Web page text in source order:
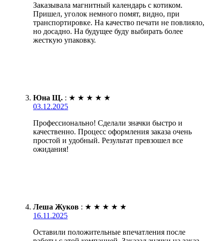
Заказывала магнитный календарь с котиком.
Пришел, уголок немного помят, видно, при
транспортировке. На качество печати не повлияло,
но досадно. На будущее буду выбирать более
жесткую упаковку.
Юна Щ. : ★ ★ ★ ★ ★
03.12.2025
Профессионально! Сделали значки быстро и
качественно. Процесс оформления заказа очень
простой и удобный. Результат превзошел все
ожидания!
Леша Жуков : ★ ★ ★ ★ ★
16.11.2025
Оставили положительные впечатления после